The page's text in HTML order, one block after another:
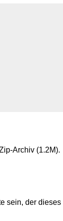
Archiv (1.2M).
sein, der dieses